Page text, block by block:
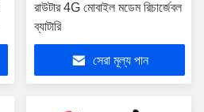
রাউটার 4G মোবাইল মডেম রিচার্জেবল
ব্যাটারি
সেরা মূল্য পান